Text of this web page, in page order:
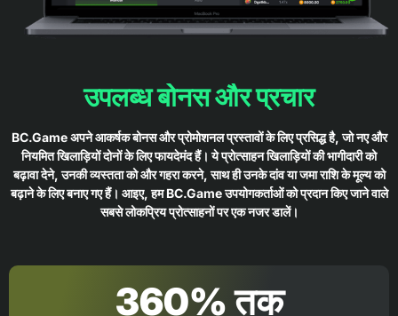
उपलब्ध बोनस और प्रचार
BC.Game अपने आकर्षक बोनस और प्रोमोशनल प्रस्तावों के लिए प्रसिद्ध है, जो नए और
नियमित खिलाड़ियों दोनों के लिए फायदेमंद हैं। ये प्रोत्साहन खिलाड़ियों की भागीदारी को
बढ़ावा देने, उनकी व्यस्तता को और गहरा करने, साथ ही उनके दांव या जमा राशि के मूल्य को
बढ़ाने के लिए बनाए गए हैं। आइए, हम BC.Game उपयोगकर्ताओं को प्रदान किए जाने वाले
सबसे लोकप्रिय प्रोत्साहनों पर एक नजर डालें।
360% तक